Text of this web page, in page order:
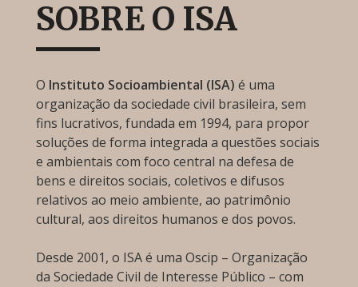
SOBRE O ISA
O Instituto Socioambiental (ISA) é uma
organização da sociedade civil brasileira, sem
fins lucrativos, fundada em 1994, para propor
soluções de forma integrada a questões sociais
e ambientais com foco central na defesa de
bens e direitos sociais, coletivos e difusos
relativos ao meio ambiente, ao patrimônio
cultural, aos direitos humanos e dos povos.
Desde 2001, o ISA é uma Oscip – Organização
da Sociedade Civil de Interesse Público – com